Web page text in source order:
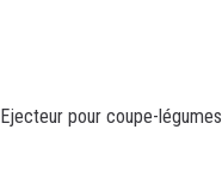
Ejecteur pour coupe-légumes